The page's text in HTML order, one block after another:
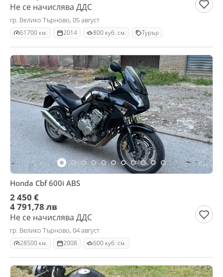
Не се начислява ДДС
гр. Велико Търново, 05 август
61700 км. 2014 800 куб. см. Турър
Honda Cbf 600i ABS
2 450 €
4 791,78 лв
Не се начислява ДДС
гр. Велико Търново, 04 август
28500 км. 2008 600 куб. см.